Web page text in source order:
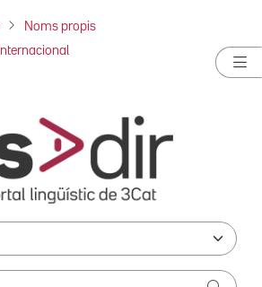
Noms propis
Internacional